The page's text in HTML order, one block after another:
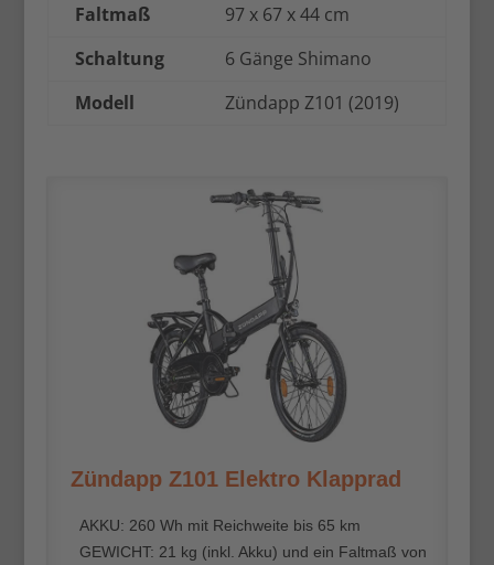
Faltmaß
97 x 67 x 44 cm
Schaltung
6 Gänge Shimano
Modell
Zündapp Z101 (2019)
Zündapp Z101 Elektro Klapprad
AKKU: 260 Wh mit Reichweite bis 65 km
GEWICHT: 21 kg (inkl. Akku) und ein Faltmaß von